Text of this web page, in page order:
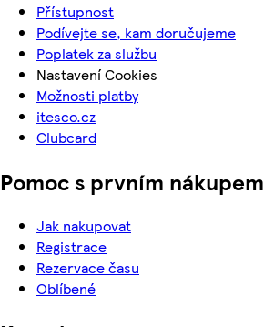
Přístupnost
Podívejte se, kam doručujeme
Poplatek za službu
Nastavení Cookies
Možnosti platby
itesco.cz
Clubcard
Pomoc s prvním nákupem
Jak nakupovat
Registrace
Rezervace času
Oblíbené